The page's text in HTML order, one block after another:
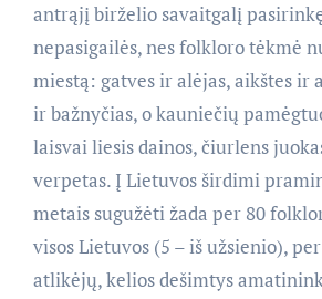
antrąjį birželio savaitgalį
nepasigailės, nes folkloro tėkmė
miestą: gatves ir alėjas, aikštes ir
ir bažnyčias, o kauniečių
laisvai liesis dainos, čiurlens
verpetas. Į Lietuvos širdimi
metais sugužėti žada per 80
visos Lietuvos (5 – iš užsienio),
atlikėjų, kelios dešimtys